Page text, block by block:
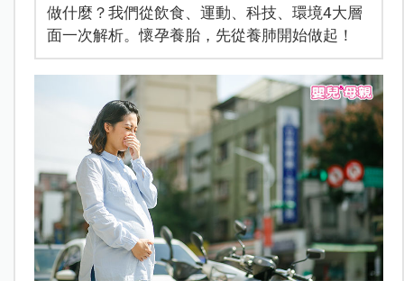
做什麼？我們從飲食、運動、科技、環境4大層
面一次解析。懷孕養胎，先從養肺開始做起！